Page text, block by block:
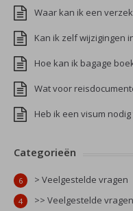
Waar kan ik een
Kan ik zelf wijzigingen
Hoe kan ik bagage
Wat voor
Heb ik een visum
Categorieën
> Veelgestelde vragen
6
>> Veelgestelde vragen
4